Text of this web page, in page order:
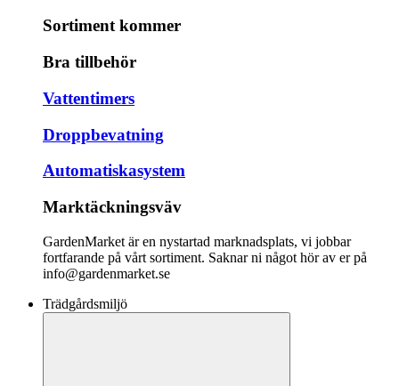
Sortiment kommer
Bra tillbehör
Vattentimers
Droppbevatning
Automatiskasystem
Marktäckningsväv
GardenMarket är en nystartad marknadsplats, vi jobbar
fortfarande på vårt sortiment. Saknar ni något hör av er på
info@gardenmarket.se
Trädgårdsmiljö